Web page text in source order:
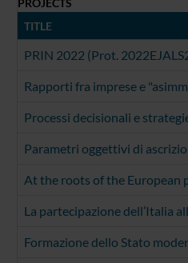
PROJECTS
TITLE
PRIN 2022 (Prot.
Rapporti fra imprese e
Processi decisionali e
Parametri oggettivi di
At the roots of the European
La partecipazione dell’Italia
Formazione dello Stato